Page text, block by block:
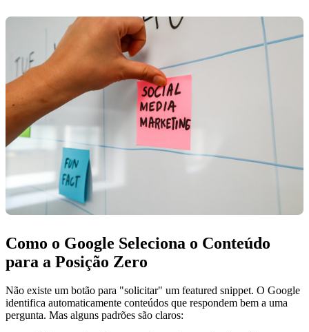
Como o Google Seleciona o Conteúdo
para a Posição Zero
Não existe um botão para "solicitar" um featured snippet. O Google
identifica automaticamente conteúdos que respondem bem a uma
pergunta. Mas alguns padrões são claros: